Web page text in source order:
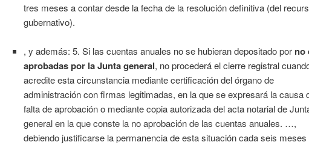
tres meses a contar desde la fecha de la resolución definitiva (del
gubernativo).
, y además: 5. Si las cuentas anuales no se hubieran depositado por no
aprobadas por la Junta general, no procederá el cierre registral
acredite esta circunstancia mediante certificación del órgano de
administración con firmas legitimadas, en la que se expresará la causa
falta de aprobación o mediante copia autorizada del acta notarial de
general en la que conste la no aprobación de las cuentas anuales. …,
debiendo justificarse la permanencia de esta situación cada seis meses